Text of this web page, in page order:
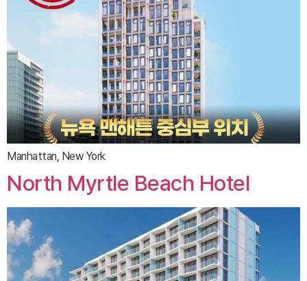
Manhattan, New York
North Myrtle Beach Hotel